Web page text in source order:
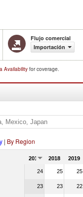
Flujo comercial
Importación
Availability for coverage.
| By Region
2017 2018 2019
24 25 25
23 23 22